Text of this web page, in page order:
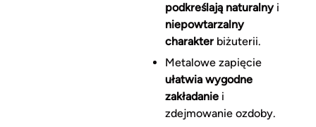
podkreślają naturalnyi
niepowtarzalny
charakterbiżuterii.
Metalowe zapięcie
ułatwia wygodne
zakładaniei
zdejmowanie ozdoby.